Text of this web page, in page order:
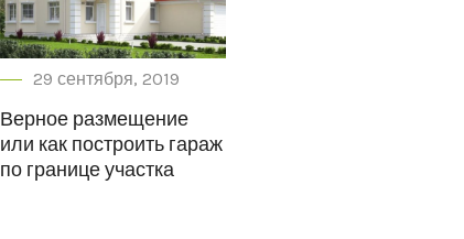
29 сентября, 2019
Верное размещение
или как построить гараж
по границе участка